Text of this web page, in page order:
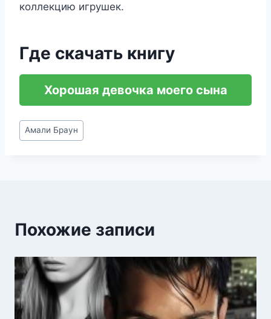
коллекцию игрушек.
Где скачать книгу
Хорошая девочка моего сына
Метки
записи:
Амали Браун
Похожие записи